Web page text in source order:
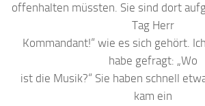
offenhalten müssten. Sie sind dort
Tag Herr
Kommandant!“ wie es sich gehört.
habe gefragt: „Wo
ist die Musik?“ Sie haben schnell
kam ein